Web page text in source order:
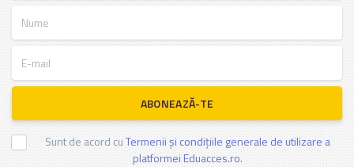
ABONEAZĂ-TE
Sunt de acord cuTermenii și condițiile generale de utilizare a
platformei Eduacces.ro.